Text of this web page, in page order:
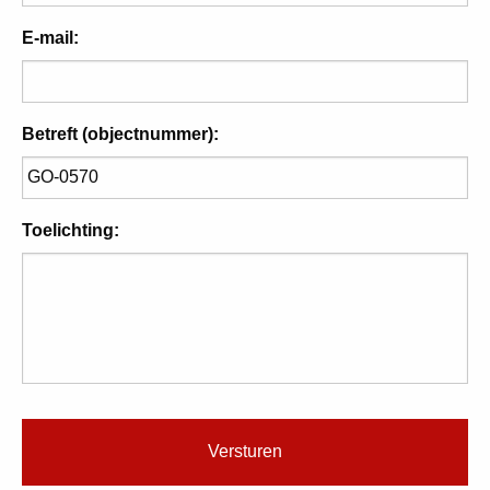
E-mail:
Betreft (objectnummer):
Toelichting: